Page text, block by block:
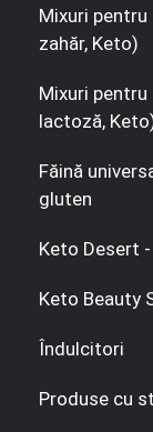
Mixuri pentru
zahăr, Keto)
Mixuri
lactoză,
Făină
gluten
Keto Desert
Keto Beauty
Îndulcitori
Produse cu